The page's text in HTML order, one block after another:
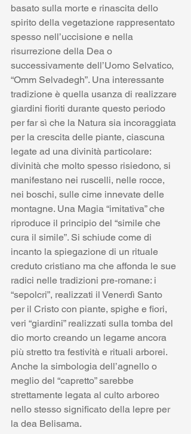
basato sulla morte e rinascita dello
spirito della vegetazione rappresentato
spesso nell’uccisione e nella
risurrezione della Dea o
successivamente dell’Uomo Selvatico,
“Omm Selvadegh”. Una interessante
tradizione è quella usanza di realizzare
giardini fioriti durante questo periodo
per far sì che la Natura sia incoraggiata
per la crescita delle piante, ciascuna
legate ad una divinità particolare:
divinità che molto spesso risiedono, si
manifestano nei ruscelli, nelle rocce,
nei boschi, sulle cime innevate delle
montagne. Una Magia “imitativa” che
riproduce il principio del “simile che
cura il simile”. Si schiude come di
incanto la spiegazione di un rituale
creduto cristiano ma che affonda le sue
radici nelle tradizioni pre-romane: i
“sepolcri”, realizzati il Venerdì Santo
per il Cristo con piante, spighe e fiori,
veri “giardini” realizzati sulla tomba del
dio morto creando un legame ancora
più stretto tra festività e rituali arborei.
Anche la simbologia dell’agnello o
meglio del “capretto” sarebbe
strettamente legata al culto arboreo
nello stesso significato della lepre per
la dea Belisama.